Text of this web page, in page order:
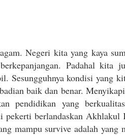
Sesungguhnya kondisi yang
baik dan benar.
pendidikan yang
pekerti berlandaskan Akhlakul
mampu survive adalah yang
ada korelasi positif antara